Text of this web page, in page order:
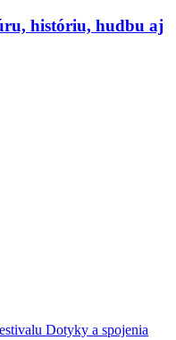
históriu, hudbu aj